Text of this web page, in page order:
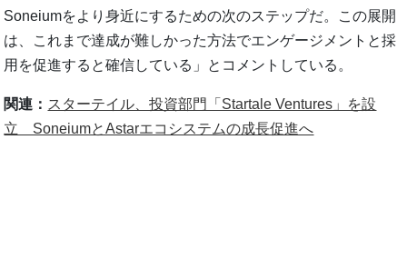
Soneiumをより身近にするための次のステップだ。この展開
は、これまで達成が難しかった方法でエンゲージメントと採
用を促進すると確信している」とコメントしている。
関連： スターテイル、投資部門「Startale Ventures」を設
立 SoneiumとAstarエコシステムの成長促進へ